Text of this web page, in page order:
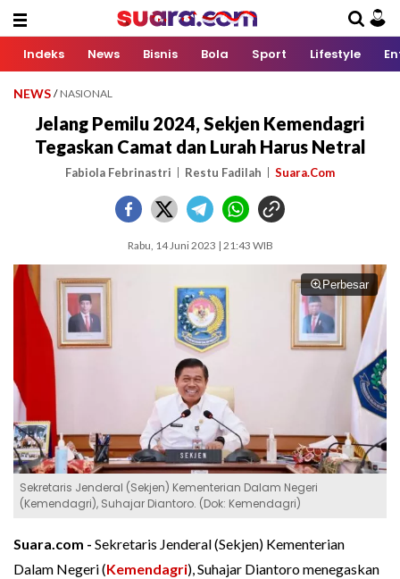
Indeks News Bisnis Bola Sport Lifestyle
NEWS / NASIONAL
Jelang Pemilu 2024, Sekjen Kemendagri
Tegaskan Camat dan Lurah Harus Netral
Fabiola Febrinastri Restu Fadilah Suara.Com
Rabu, 14 Juni 2023 | 21:43 WIB
Perbesar
Sekretaris Jenderal (Sekjen) Kementerian Dalam Negeri
(Kemendagri), Suhajar Diantoro. (Dok: Kemendagri)
Suara.com - Sekretaris Jenderal (Sekjen) Kementerian
Dalam Negeri (Kemendagri), Suhajar Diantoro menegaskan